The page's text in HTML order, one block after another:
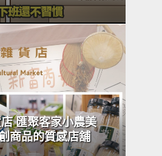
匯聚客家小農美
商品的質感店舖